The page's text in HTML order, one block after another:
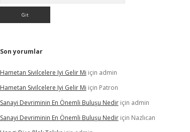
Son yorumlar
Hametan Sivilcelere Iyi Gelir Mi için admin
Hametan Sivilcelere Iyi Gelir Mi için Patron
Sanayi Devriminin En Önemli Buluşu Nediriçin admin
Sanayi Devriminin En Önemli Buluşu Nediriçin Nazlıcan